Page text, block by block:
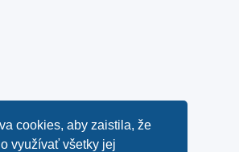
cookies, aby zaistila, že
využívať všetky jej